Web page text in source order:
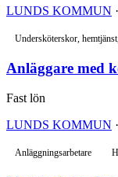
LUNDS KOMMUN
Undersköterskor,
Anläggare med
Fast lön
LUNDS KOMMUN
Anläggningsarbetare